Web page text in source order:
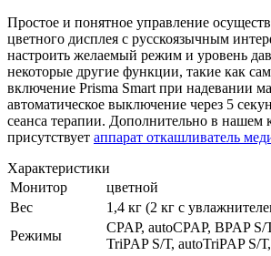
Простое и понятное управление
цветного дисплея с русскоязычным
настроить желаемый режим и уровень
некоторые другие функции, такие как
включение Prisma Smart при надевании
автоматическое выключение через 5
сеанса терапии. Дополнительно в нашем
присутствует аппарат откашливатель
Характеристики
Монитор
цветной
Вес
1,4 кг (2 кг с
Режимы
CPAP, autoCPAP, BPAP S/
TriPAP S/Т, autoTriPAP S/